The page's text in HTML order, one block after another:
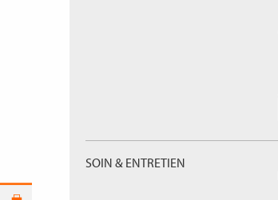
SOIN & ENTRETIEN